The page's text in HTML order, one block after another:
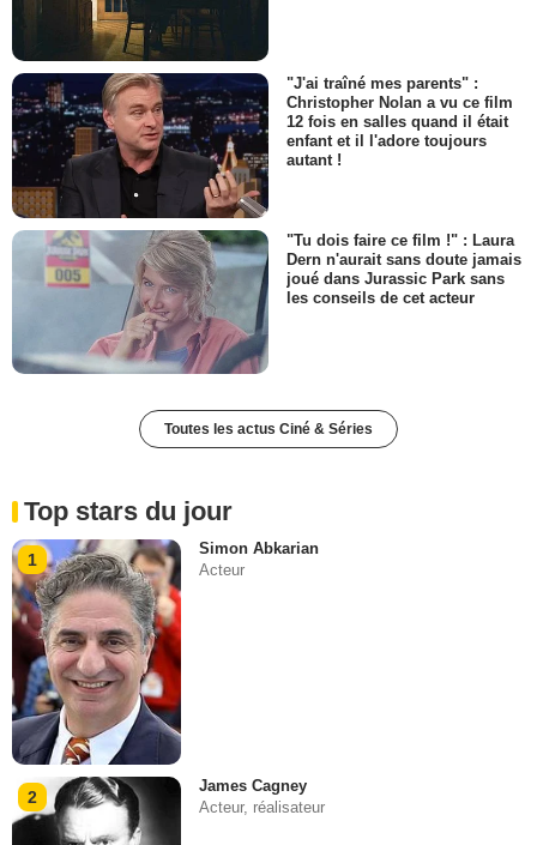
"J'ai traîné mes parents" :
Christopher Nolan a vu ce film
12 fois en salles quand il était
enfant et il l'adore toujours
autant !
"Tu dois faire ce film !" : Laura
Dern n'aurait sans doute jamais
joué dans Jurassic Park sans
les conseils de cet acteur
Toutes les actus Ciné & Séries
Top stars du jour
1
Simon Abkarian
Acteur
2
James Cagney
Acteur, réalisateur